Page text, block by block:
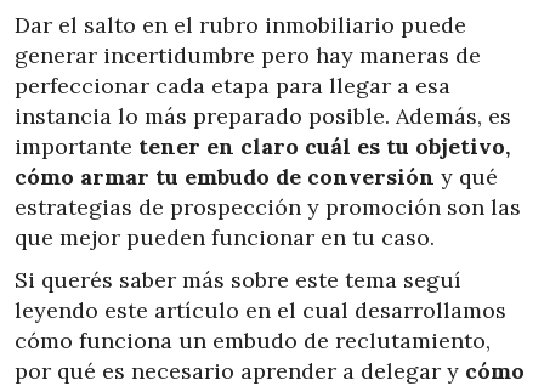
Dar el salto en el rubro inmobiliario puede
generar incertidumbre pero hay maneras de
perfeccionar cada etapa para llegar a esa
instancia lo más preparado posible. Además, es
importante tener en claro cuál es tu objetivo,
cómo armar tu embudo de conversión y qué
estrategias de prospección y promoción son las
que mejor pueden funcionar en tu caso.
Si querés saber más sobre este tema seguí
leyendo este artículo en el cual desarrollamos
cómo funciona un embudo de reclutamiento,
por qué es necesario aprender a delegar y cómo